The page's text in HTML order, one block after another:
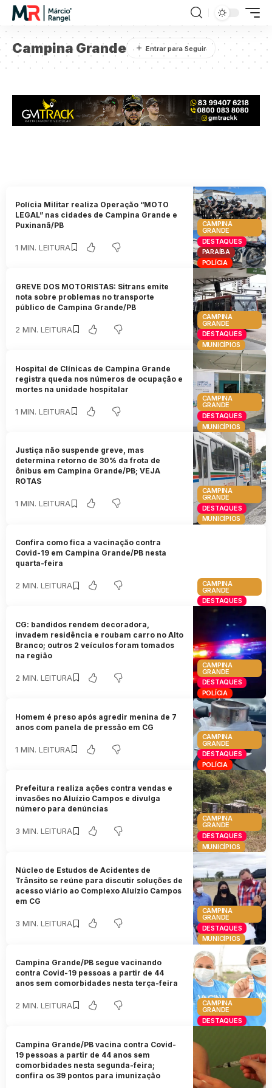
Campina Grande
CAMPINA
GRANDE
DESTAQUES
PARAÍBA
POLÍCIA
Polícia Militar realiza Operação “MOTO
LEGAL” nas cidades de Campina Grande e
Puxinanã/PB
1 MIN. LEITURA
CAMPINA
GRANDE
DESTAQUES
MUNICÍPIOS
GREVE DOS MOTORISTAS: Sitrans emite
nota sobre problemas no transporte
público de Campina Grande/PB
2 MIN. LEITURA
CAMPINA
GRANDE
DESTAQUES
MUNICÍPIOS
Hospital de Clínicas de Campina Grande
registra queda nos números de ocupação e
mortes na unidade hospitalar
1 MIN. LEITURA
CAMPINA
GRANDE
DESTAQUES
MUNICÍPIOS
Justiça não suspende greve, mas
determina retorno de 30% da frota de
ônibus em Campina Grande/PB; VEJA
ROTAS
1 MIN. LEITURA
CAMPINA
GRANDE
DESTAQUES
Confira como fica a vacinação contra
Covid-19 em Campina Grande/PB nesta
quarta-feira
2 MIN. LEITURA
CAMPINA
GRANDE
DESTAQUES
POLÍCIA
CG: bandidos rendem decoradora,
invadem residência e roubam carro no Alto
Branco; outros 2 veículos foram tomados
na região
2 MIN. LEITURA
CAMPINA
GRANDE
DESTAQUES
POLÍCIA
Homem é preso após agredir menina de 7
anos com panela de pressão em CG
1 MIN. LEITURA
CAMPINA
GRANDE
DESTAQUES
MUNICÍPIOS
Prefeitura realiza ações contra vendas e
invasões no Aluízio Campos e divulga
número para denúncias
3 MIN. LEITURA
CAMPINA
GRANDE
DESTAQUES
MUNICÍPIOS
Núcleo de Estudos de Acidentes de
Trânsito se reúne para discutir soluções de
acesso viário ao Complexo Aluízio Campos
em CG
3 MIN. LEITURA
CAMPINA
GRANDE
DESTAQUES
Campina Grande/PB segue vacinando
contra Covid-19 pessoas a partir de 44
anos sem comorbidades nesta terça-feira
2 MIN. LEITURA
Campina Grande/PB vacina contra Covid-
19 pessoas a partir de 44 anos sem
comorbidades nesta segunda-feira;
confira os 39 pontos para imunização